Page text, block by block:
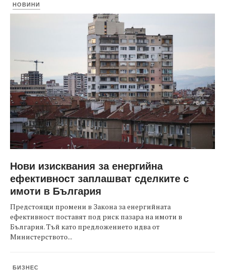
НОВИНИ
Нови изисквания за енергийна
ефективност заплашват сделките с
имоти в България
Предстоящи промени в Закона за енергийната
ефективност поставят под риск пазара на имоти в
България. Тъй като предложението идва от
Министерството...
БИЗНЕС